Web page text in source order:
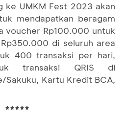
ke UMKM Fest 2023 akan
mendapatkan beragam
voucher Rp100.000 untuk
di seluruh area
400 transaksi per hari,
transaksi QRIS di
Sakuku, Kartu Kredit BCA,
*****